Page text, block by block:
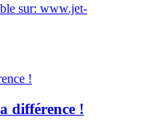
sur: www.jet-
différence !